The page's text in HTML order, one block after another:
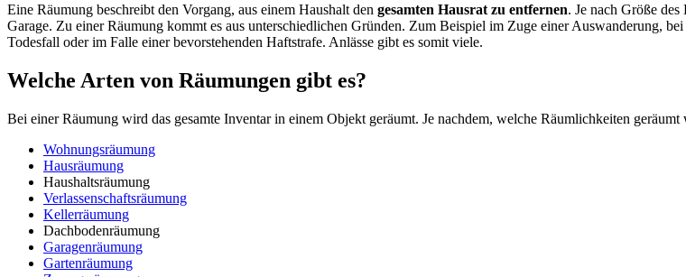
Eine Räumung beschreibt den Vorgang, aus einem Haushalt den gesamten Hausrat zu entfernen. Je nach Größe
Garage. Zu einer Räumung kommt es aus unterschiedlichen Gründen. Zum Beispiel im Zuge einer Auswanderung,
Todesfall oder im Falle einer bevorstehenden Haftstrafe. Anlässe gibt es somit viele.
Welche Arten von Räumungen gibt es?
Bei einer Räumung wird das gesamte Inventar in einem Objekt geräumt. Je nachdem, welche Räumlichkeiten
Wohnungsräumung
Hausräumung
Haushaltsräumung
Verlassenschaftsräumung
Kellerräumung
Dachbodenräumung
Garagenräumung
Gartenräumung